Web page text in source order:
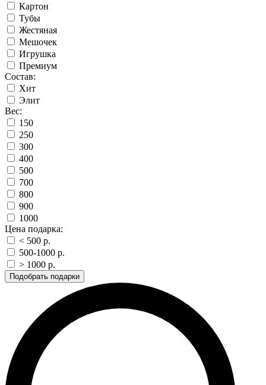
Картон
Тубы
Жестяная
Мешочек
Игрушка
Премиум
Состав:
Хит
Элит
Вес:
150
250
300
400
500
700
800
900
1000
Цена подарка:
< 500 p.
500-1000 p.
> 1000 p.